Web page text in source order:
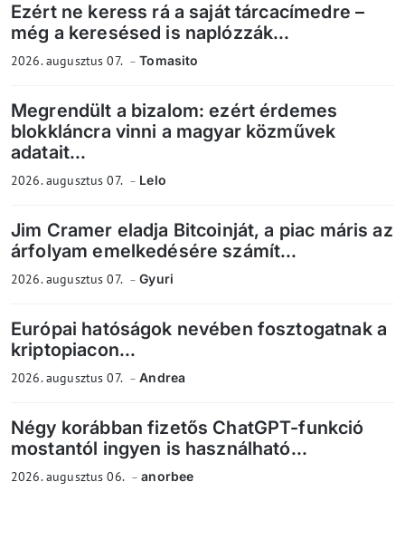
Ezért ne keress rá a saját tárcacímedre –
még a keresésed is naplózzák...
2026. augusztus 07. Tomasito
Megrendült a bizalom: ezért érdemes
blokkláncra vinni a magyar közművek
adatait...
2026. augusztus 07. Lelo
Jim Cramer eladja Bitcoinját, a piac máris az
árfolyam emelkedésére számít...
2026. augusztus 07. Gyuri
Európai hatóságok nevében fosztogatnak a
kriptopiacon...
2026. augusztus 07. Andrea
Négy korábban fizetős ChatGPT-funkció
mostantól ingyen is használható...
2026. augusztus 06. anorbee